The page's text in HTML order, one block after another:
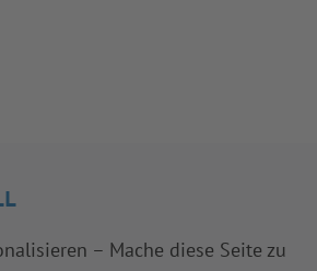
– Mache diese Seite zu